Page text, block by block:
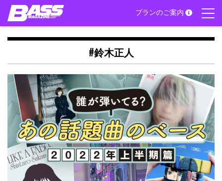
Skip
content
プランのご案内
#鈴木正人